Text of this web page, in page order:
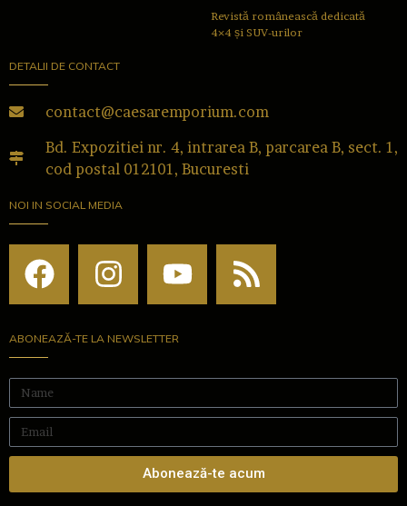
Revistă românească dedicată
4×4 și SUV-urilor
DETALII DE CONTACT
contact@caesaremporium.com
Bd. Expozitiei nr. 4, intrarea B, parcarea B, sect. 1,
cod postal 012101, Bucuresti
NOI IN SOCIAL MEDIA
ABONEAZĂ-TE LA NEWSLETTER
Abonează-te acum